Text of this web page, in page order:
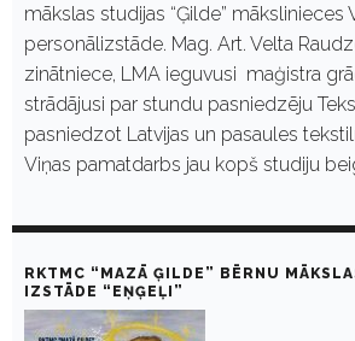
mākslas studijas “Ģilde” mākslinieces
personālizstāde. Mag. Art. Velta
zinātniece, LMA ieguvusi maģistra
strādājusi par stundu pasniedzēju
pasniedzot Latvijas un pasaules
Viņas pamatdarbs jau kopš studiju
RKTMC “MAZĀ ĢILDE” BĒRNU
IZSTĀDE “EŅĢEĻI”